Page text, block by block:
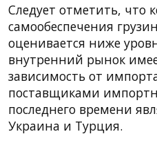
Следует отметить, что
самообеспечения
оценивается ниже
внутренний рынок
зависимость от
поставщиками
последнего времени
Украина и Турция.